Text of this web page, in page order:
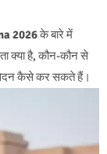
2026के बारे में
क्या है, कौन-कौन से
कैसे कर सकते हैं।